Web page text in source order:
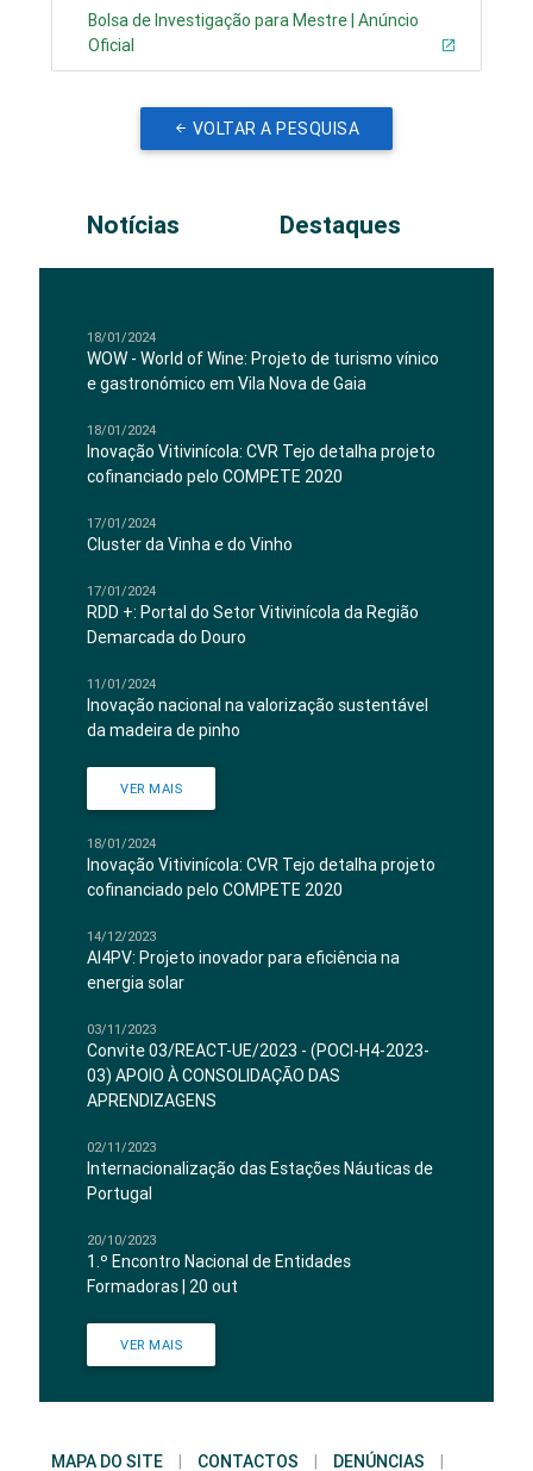
Bolsa de Investigação para Mestre | Anúncio
Oficial
VOLTAR A PESQUISA
Notícias Destaques
18/01/2024
WOW - World of Wine: Projeto de turismo vínico
e gastronómico em Vila Nova de Gaia
18/01/2024
Inovação Vitivinícola: CVR Tejo detalha projeto
cofinanciado pelo COMPETE 2020
17/01/2024
Cluster da Vinha e do Vinho
17/01/2024
RDD +: Portal do Setor Vitivinícola da Região
Demarcada do Douro
11/01/2024
Inovação nacional na valorização sustentável
da madeira de pinho
VER MAIS
18/01/2024
Inovação Vitivinícola: CVR Tejo detalha projeto
cofinanciado pelo COMPETE 2020
14/12/2023
AI4PV: Projeto inovador para eficiência na
energia solar
03/11/2023
Convite 03/REACT-UE/2023 - (POCI-H4-2023-
03) APOIO À CONSOLIDAÇÃO DAS
APRENDIZAGENS
02/11/2023
Internacionalização das Estações Náuticas de
Portugal
20/10/2023
1.º Encontro Nacional de Entidades
Formadoras | 20 out
VER MAIS
MAPA DO SITE | CONTACTOS | DENÚNCIAS |